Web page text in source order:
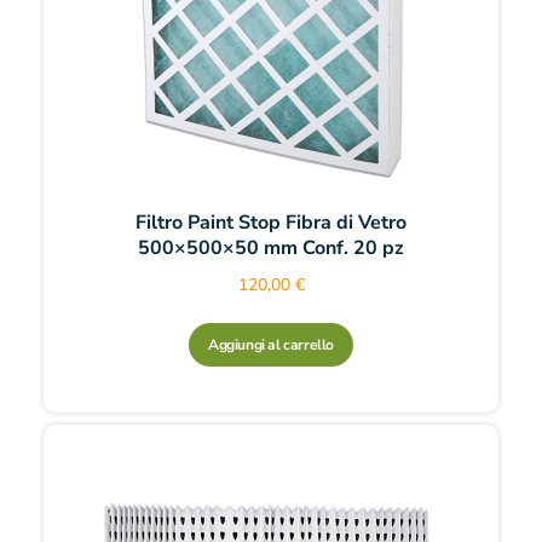
Filtro Paint Stop Fibra di Vetro
500×500×50 mm Conf. 20 pz
120,00 €
Aggiungi al carrello